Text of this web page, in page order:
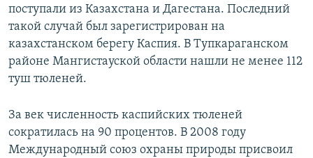
поступали из Казахстана и Дагестана. Последний
такой случай был зарегистрирован на
казахстанском берегу Каспия. В Тупкараганском
районе Мангистауской области нашли не менее 112
туш тюленей.
За век численность каспийских тюленей
сократилась на 90 процентов. В 2008 году
Международный союз охраны природы присвоил